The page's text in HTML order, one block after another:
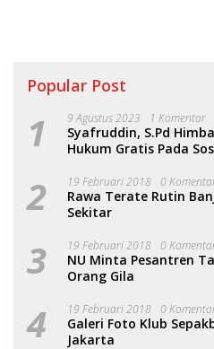
Popular Post
1 9 Agustus 2023 1 Komentar
Syafruddin, S.Pd
Hukum Gratis Pada
2 19 Februari 2018 0
Rawa Terate Rutin
Sekitar
3 19 Februari 2018 0
NU Minta Pesantren
Orang Gila
4 19 Februari 2018 0
Galeri Foto Klub
Jakarta